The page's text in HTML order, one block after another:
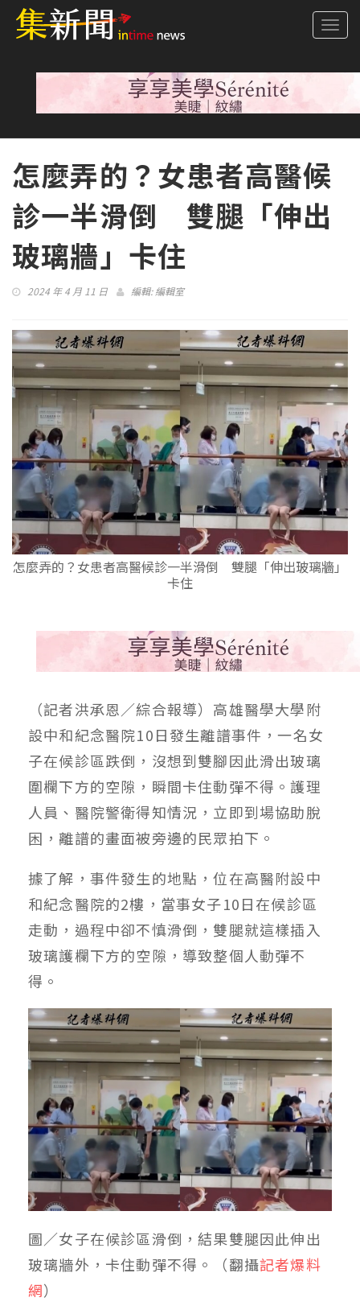
怎麼弄的？女患者高醫候
診一半滑倒 雙腿「伸出
玻璃牆」卡住
2024 年 4 月 11 日 編輯:編輯室
怎麼弄的？女患者高醫候診一半滑倒 雙腿「伸出玻璃牆」
卡住
（記者洪承恩／綜合報導）高雄醫學大學附
設中和紀念醫院10日發生離譜事件，一名女
子在候診區跌倒，沒想到雙腳因此滑出玻璃
圍欄下方的空隙，瞬間卡住動彈不得。護理
人員、醫院警衛得知情況，立即到場協助脫
困，離譜的畫面被旁邊的民眾拍下。
據了解，事件發生的地點，位在高醫附設中
和紀念醫院的2樓，當事女子10日在候診區
走動，過程中卻不慎滑倒，雙腿就這樣插入
玻璃護欄下方的空隙，導致整個人動彈不
得。
圖／女子在候診區滑倒，結果雙腿因此伸出
玻璃牆外，卡住動彈不得。（翻攝記者爆料
網）